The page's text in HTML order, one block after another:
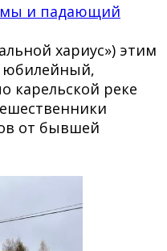
и падающий
хариус») этим
юбилейный,
карельской реке
от бывшей